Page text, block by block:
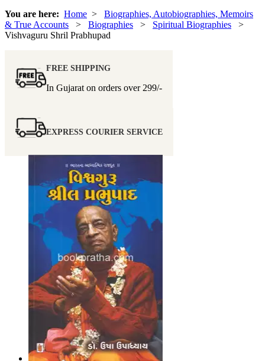
You are here: Home > Biographies, Autobiographies, Memoirs
& True Accounts > Biographies > Spiritual Biographies >
Vishvaguru Shril Prabhupad
FREE SHIPPING
In Gujarat on orders over 299/-
EXPRESS COURIER SERVICE